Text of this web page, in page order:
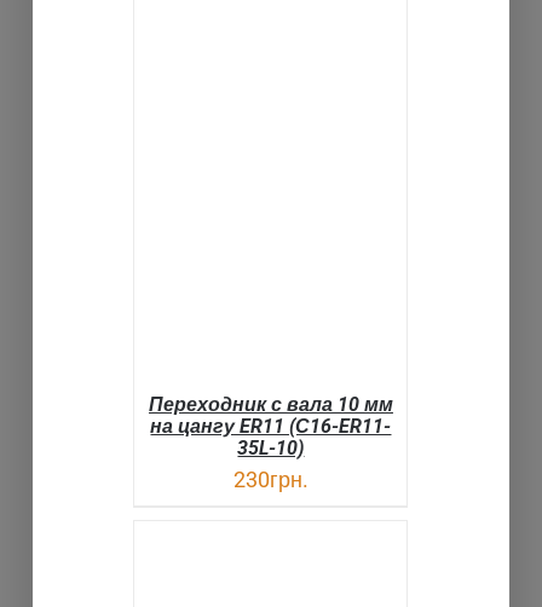
Переходник с вала 10 мм
на цангу ER11 (С16-ER11-
35L-10)
230грн.